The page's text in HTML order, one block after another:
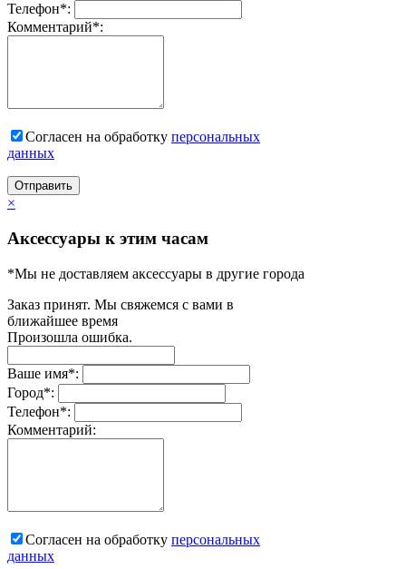
Телефон*:
Комментарий*:
Согласен на обработку персональныx
данных
Отправить
×
Аксессуары к этим часам
*Мы не доставляем аксессуары в другие города
Заказ принят. Мы свяжемся с вами в
ближайшее время
Произошла ошибка.
Ваше имя*:
Город*:
Телефон*:
Комментарий:
Согласен на обработку персональныx
данных